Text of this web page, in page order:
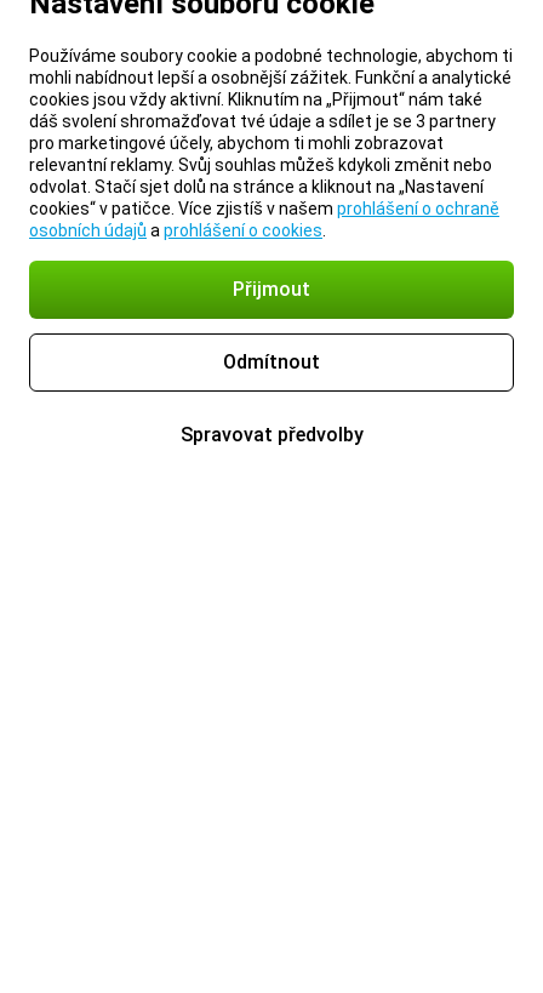
Používáme soubory cookie a podobné technologie, abychom ti
mohli nabídnout lepší a osobnější zážitek. Funkční a analytické
cookies jsou vždy aktivní. Kliknutím na „Přijmout“ nám také
dáš svolení shromažďovat tvé údaje a sdílet je se 3 partnery
pro marketingové účely, abychom ti mohli zobrazovat
relevantní reklamy. Svůj souhlas můžeš kdykoli změnit nebo
odvolat. Stačí sjet dolů na stránce a kliknout na „Nastavení
cookies“ v patičce. Více zjistíš v našem prohlášení o ochraně
osobních údajů a prohlášení o cookies
Přijmout
Odmítnout
Spravovat předvolby